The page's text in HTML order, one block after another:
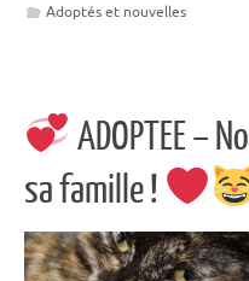
Adoptés et nouvelles
ADOPTEE –
sa famille !